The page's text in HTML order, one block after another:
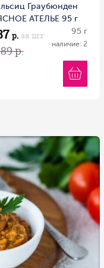
Граубюнден
АТЕЛЬЕ 95 г
р. за шт
р.
95 г
наличие: 2